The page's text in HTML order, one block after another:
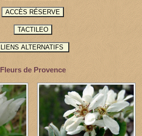
Fleurs de Provence